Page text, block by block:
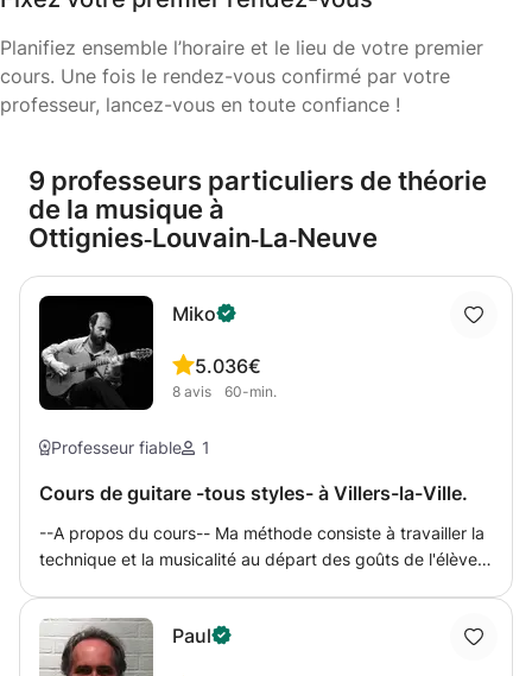
Planifiez ensemble l’horaire et le lieu de votre premier
cours. Une fois le rendez-vous confirmé par votre
professeur, lancez-vous en toute confiance !
9 professeurs particuliers de théorie
de la musique à
Ottignies‑Louvain‑La‑Neuve
Miko
5.0
8 avis
36€
60-min.
Professeur fiable 1
Cours de guitare -tous styles- à Villers-la-Ville.
--A propos du cours-- Ma méthode consiste à travailler la
technique et la musicalité au départ des goûts de l'élève
indépendance, c'est-à-dire de les rendre capables de
cibler eux-mêmes leurs difficultés et d'inventer les
Paul